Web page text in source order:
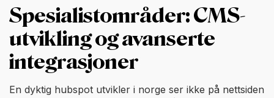
Spesialistområder: CMS-
utvikling og avanserte
integrasjoner
En dyktig hubspot utvikler i norge ser ikke på nettsiden